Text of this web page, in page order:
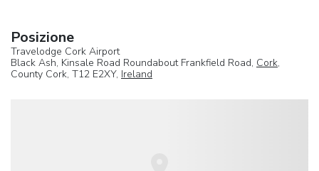
Posizione
Travelodge Cork Airport
Black Ash, Kinsale Road Roundabout Frankfield Road, Cork,
County Cork, T12 E2XY, Ireland